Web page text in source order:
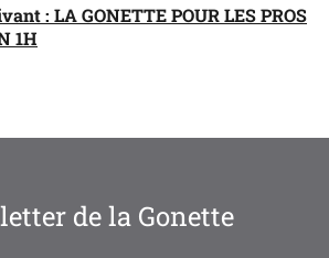
: LA GONETTE POUR LES PROS
1H
de la Gonette